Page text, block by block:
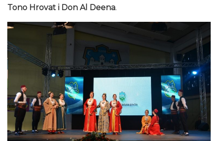
Tono Hrovat i Don Al Deena.